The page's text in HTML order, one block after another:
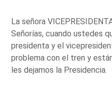
La señora
Señorías, cuando ustedes
presidenta y el
problema con el tren y
les dejamos la Presidencia.